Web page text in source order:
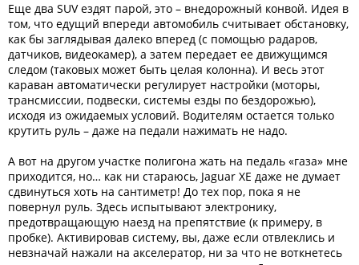
Еще два SUV ездят парой, это – внедорожный конвой. Идея в
том, что едущий впереди автомобиль считывает обстановку,
как бы заглядывая далеко вперед (с помощью радаров,
датчиков, видеокамер), а затем передает ее движущимся
следом (таковых может быть целая колонна). И весь этот
караван автоматически регулирует настройки (моторы,
трансмиссии, подвески, системы езды по бездорожью),
исходя из ожидаемых условий. Водителям остается только
крутить руль – даже на педали нажимать не надо.
А вот на другом участке полигона жать на педаль «газа» мне
приходится, но… как ни стараюсь, Jaguar XE даже не думает
сдвинуться хоть на сантиметр! До тех пор, пока я не
повернул руль. Здесь испытывают электронику,
предотвращающую наезд на препятствие (к примеру, в
пробке). Активировав систему, вы, даже если отвлеклись и
невзначай нажали на акселератор, ни за что не воткнетесь